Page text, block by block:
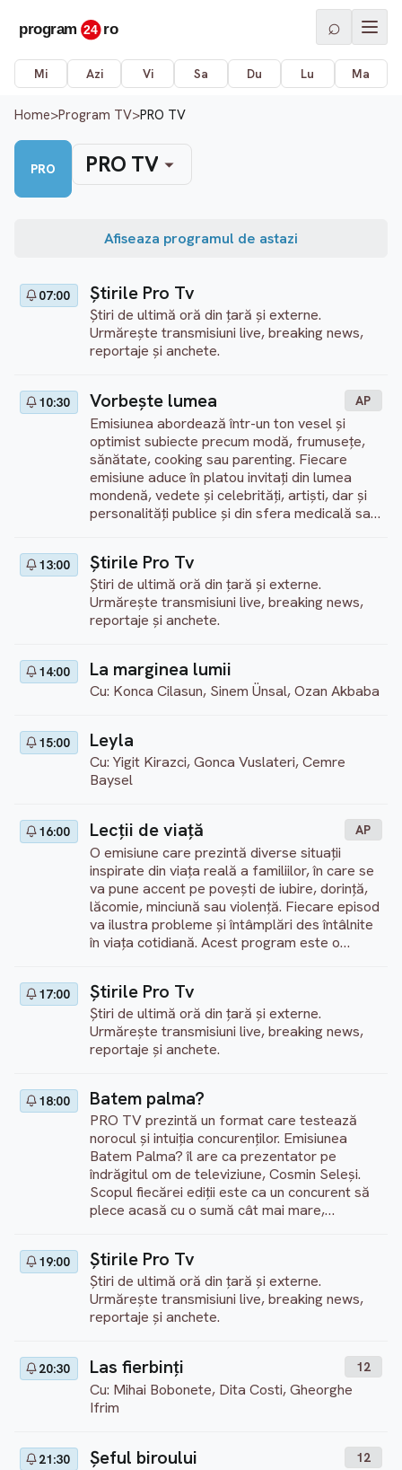
⌕
Mi Azi Vi Sa Du Lu Ma
Home>Program TV>PRO TV
PRO PRO TV
Afiseaza programul de astazi
07:00 Ştirile Pro Tv
Știri de ultimă oră din țară și externe.
Urmărește transmisiuni live, breaking news,
reportaje și anchete.
10:30 Vorbeşte lumea AP
Emisiunea abordează într-un ton vesel și
optimist subiecte precum modă, frumusețe,
sănătate, cooking sau parenting. Fiecare
emisiune aduce în platou invitați din lumea
mondenă, vedete și celebrități, artiști, dar și
personalități publice și din sfera medicală sau
13:00 Ştirile Pro Tv
Știri de ultimă oră din țară și externe.
Urmărește transmisiuni live, breaking news,
reportaje și anchete.
14:00 La marginea lumii
Cu: Konca Cilasun, Sinem Ünsal, Ozan Akbaba
15:00 Leyla
Cu: Yigit Kirazci, Gonca Vuslateri, Cemre
Baysel
16:00 Lecţii de viaţă AP
O emisiune care prezintă diverse situații
inspirate din viața reală a familiilor, în care se
va pune accent pe povești de iubire, dorință,
lăcomie, minciună sau violență. Fiecare episod
va ilustra probleme și întâmplări des întâlnite
în viața cotidiană. Acest program este o
17:00 Ştirile Pro Tv
Știri de ultimă oră din țară și externe.
Urmărește transmisiuni live, breaking news,
reportaje și anchete.
18:00 Batem palma?
PRO TV prezintă un format care testează
norocul și intuiția concurenților. Emisiunea
Batem Palma? îl are ca prezentator pe
îndrăgitul om de televiziune, Cosmin Seleși.
Scopul fiecărei ediții este ca un concurent să
plece acasă cu o sumă cât mai mare,
prestația concurentului pe parcusul showului.
Un alt element surpriză este banca. Parcursul
unui concurent se încheie în momentul în care
acesta alege să bată palma și acceptă una
19:00 Ştirile Pro Tv
Știri de ultimă oră din țară și externe.
Urmărește transmisiuni live, breaking news,
reportaje și anchete.
20:30 Las fierbinți 12
Cu: Mihai Bobonete, Dita Costi, Gheorghe
Ifrim
21:30 Şeful biroului 12